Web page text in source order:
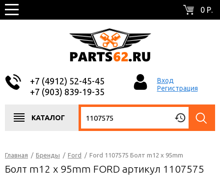
0 Р.
+7 (4912) 52-45-45
+7 (903) 839-19-35
Вход
Регистрация
КАТАЛОГ
Главная / Бренды / Ford / Ford 1107575 Болт m12 x 95mm
Болт m12 x 95mm FORD артикул 1107575